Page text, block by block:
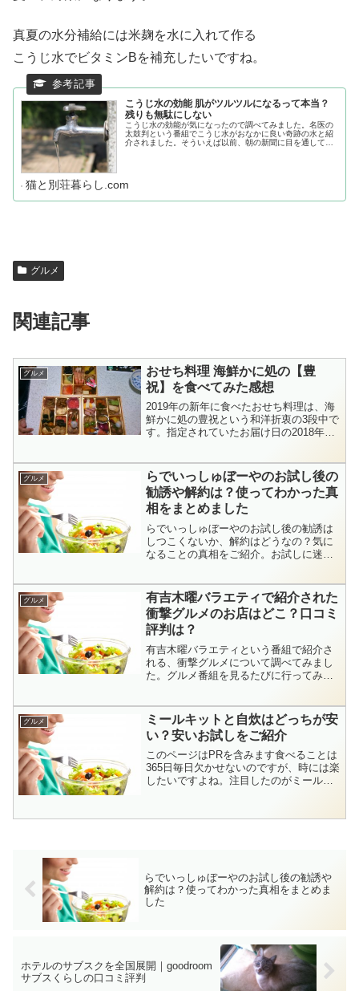
真夏の水分補給には米麹を水に入れて作る
こうじ水でビタミンBを補充したいですね。
こうじ水の効能 肌がツルツルになるって本当？
残りも無駄にしない
こうじ水の効能が気になったので調べてみました。名医の
太鼓判という番組でこうじ水がおなかに良い奇跡の水と紹
介されました。そういえば以前、朝の新聞に目を通してい
猫と別荘暮らし.com
グルメ
関連記事
グルメ
おせち料理 海鮮かに処の【豊
祝】を食べてみた感想
2019年の新年に食べたおせち料理は、海
鮮かに処の豊祝という和洋折衷の3段中で
す。指定されていたお届け日の2018年の
6,000円OFFになってたので10,800...
グルメ
らでいっしゅぼーやのお試し後の
勧誘や解約は？使ってわかった真
相をまとめました
らでいっしゅぼーやのお試し後の勧誘は
しつこくないか、解約はどうなの？気に
なることの真相をご紹介。お試しに迷っ
グルメ
有吉木曜バラエティで紹介された
衝撃グルメのお店はどこ？口コミ
評判は？
有吉木曜バラエティという番組で紹介さ
れる、衝撃グルメについて調べてみまし
た。グルメ番組を見るたびに行ってみた
い情報がわからないことがありますよ
ね。今回の有吉木曜バラエテ...
グルメ
ミールキットと自炊はどっちが安
い？安いお試しをご紹介
このページはPRを含みます食べることは
365日毎日欠かせないのですが、時には楽
したいですよね。注目したのがミールキ
自炊が安上がり。でも、一人暮らしや二
らでいっしゅぼーやのお試し後の勧誘や
解約は？使ってわかった真相をまとめま
した
ホテルのサブスクを全国展開｜goodroom
サブスくらしの口コミ評判